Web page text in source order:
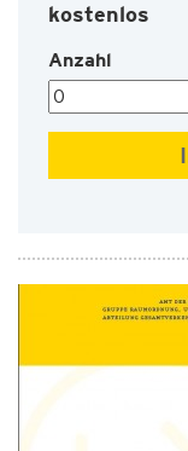
kostenlos
Anzahl